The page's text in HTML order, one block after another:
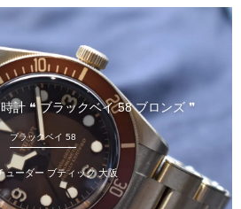
計 ❝ ブラックベイ 58 ブロンズ ❞
ブラックベイ 58
ューダー ブティック 大阪